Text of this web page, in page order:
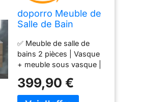
doporro Meuble de
Salle de Bain
100x48x50cm
Ensemble de 2
Pièces
✅ Meuble de salle de
bains 2 pièces | Vasque
+ meuble sous vasque |
Dimensions : env.100 x
48 x 50cm (larg x prof x
399,90 €